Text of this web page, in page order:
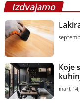
Izdvajamo
Koje
mart